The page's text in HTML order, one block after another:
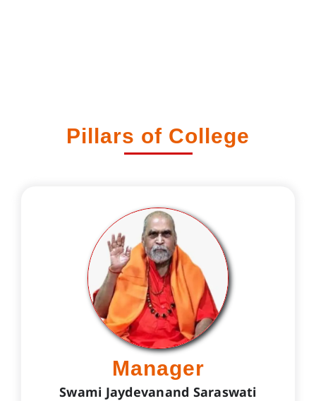
Pillars of College
Manager
Swami Jaydevanand Saraswati